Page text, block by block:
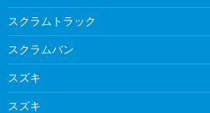
スクラムトラック
スクラムバン
スズキ
スズキ